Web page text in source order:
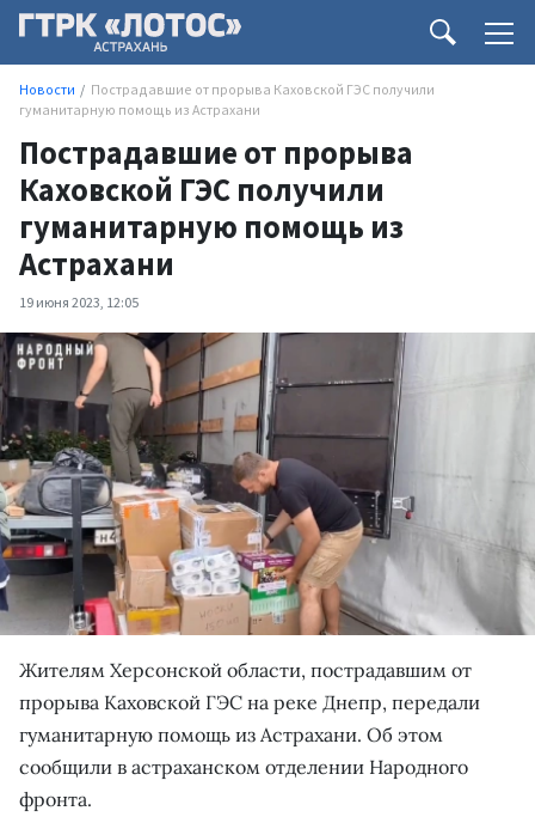
Новости
Пострадавшие от прорыва Каховской ГЭС получили
гуманитарную помощь из Астрахани
Пострадавшие от прорыва
Каховской ГЭС получили
гуманитарную помощь из
Астрахани
19 июня 2023, 12:05
Жителям Херсонской области, пострадавшим от
прорыва Каховской ГЭС на реке Днепр, передали
гуманитарную помощь из Астрахани. Об этом
сообщили в астраханском отделении Народного
фронта.